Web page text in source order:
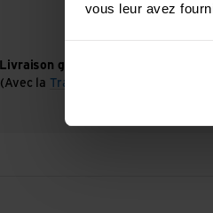
vous leur avez
Livraison gratuite à partir de CHF 99
(Avec la TransaCard